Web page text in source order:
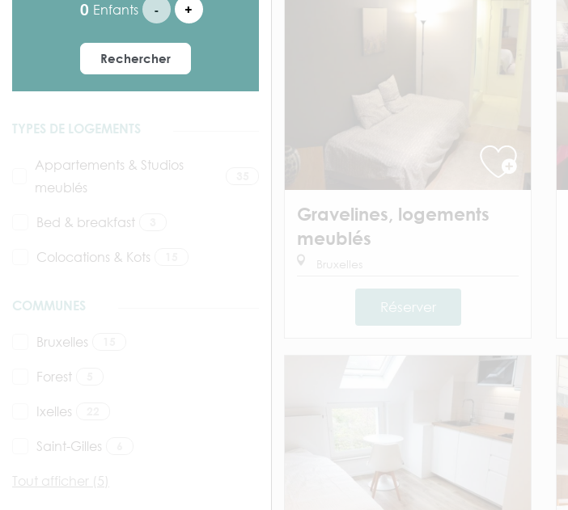
Enfants - +
Rechercher
TYPES DE LOGEMENTS
Appartements & Studios
meublés
Bed & breakfast
Colocations & Kots
COMMUNES
Bruxelles
Forest
Ixelles
Saint-Gilles
Tout afficher (5)
Gravelines, logements
meublés
Bruxelles
Réserver